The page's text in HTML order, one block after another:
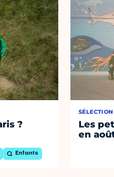
?
Enfants
SÉLECTION
Les
en